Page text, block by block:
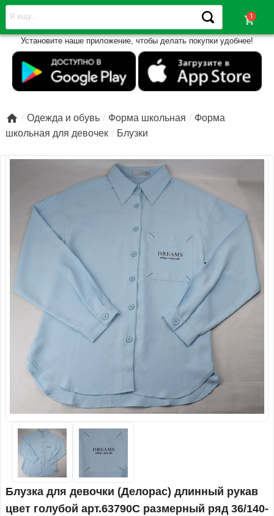
shopping_cart
Установите наше приложение, чтобы делать покупки удобнее!
 Одежда и обувь Форма школьная
Форма
школьная для девочек
Блузки
Блузка для девочки (Делорас) длинный рукав
цвет голубой арт.63790С размерный ряд 36/140-